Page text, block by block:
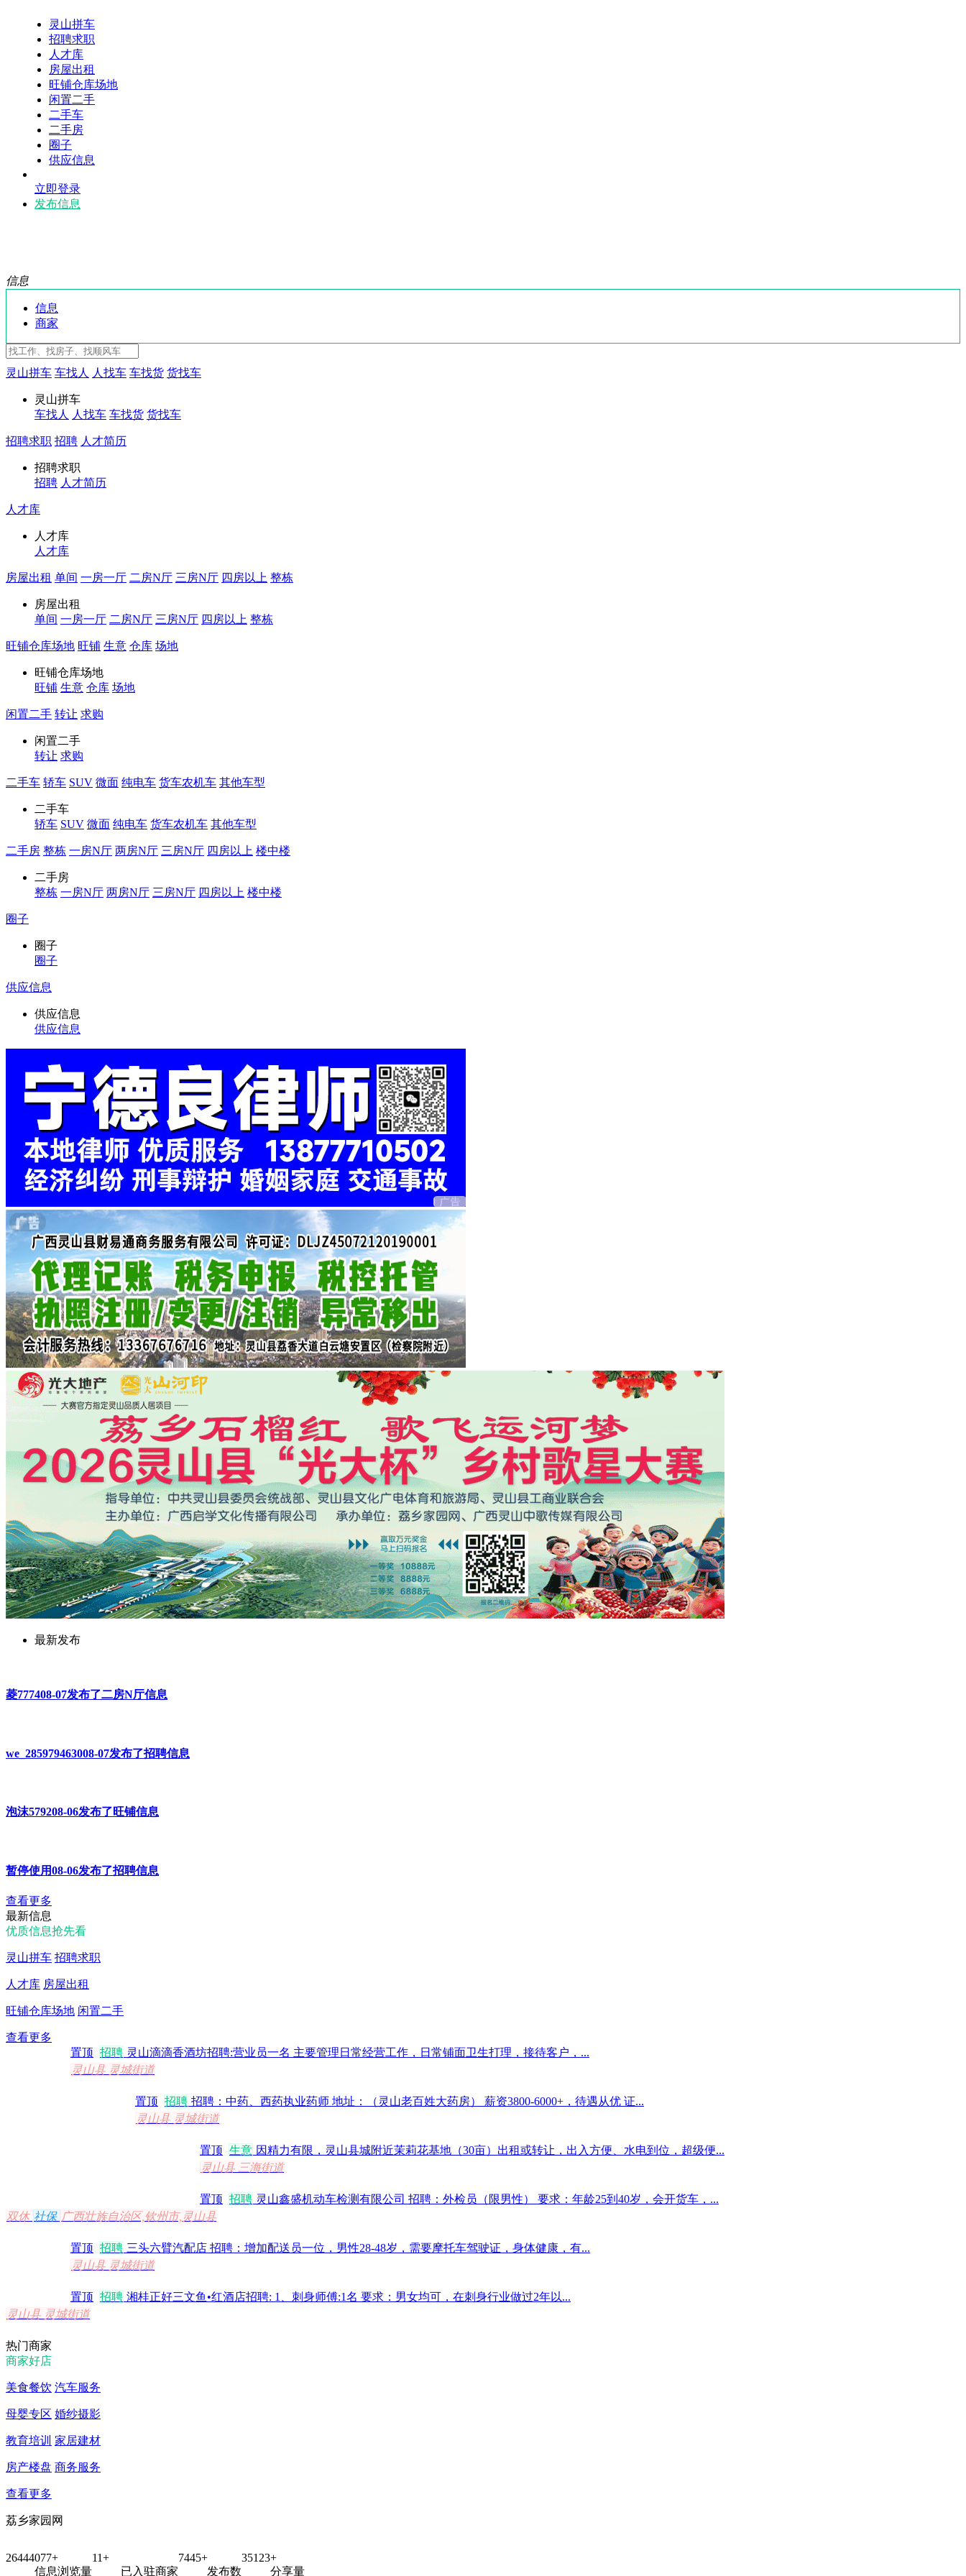
灵山拼车
招聘求职
人才库
房屋出租
旺铺仓库场地
闲置二手
二手车
二手房
圈子
供应信息
立即登录
发布信息
信息
信息
商家
灵山拼车 车找人 人找车 车找货 货找车
灵山拼车
车找人
人找车 车找货 货找车
招聘求职 招聘 人才简历
招聘求职
招聘 人才简历
人才库
人才库
人才库
房屋出租 单间 一房一厅 二房N厅 三房N厅 四房以上 整栋
房屋出租
单间 一房一厅 二房N厅 三房N厅 四房以上 整栋
旺铺仓库场地 旺铺 生意 仓库 场地
旺铺仓库场地
旺铺 生意 仓库 场地
闲置二手 转让 求购
闲置二手
转让 求购
二手车 轿车 SUV 微面 纯电车 货车农机车 其他车型
二手车
轿车 SUV 微面 纯电车 货车农机车 其他车型
二手房 整栋 一房N厅 两房N厅 三房N厅 四房以上 楼中楼
二手房
整栋 一房N厅 两房N厅 三房N厅 四房以上 楼中楼
圈子
圈子
圈子
供应信息
供应信息
供应信息
最新发布
菱777408-07发布了二房N厅信息
we_285979463008-07发布了招聘信息
泡沫579208-06发布了旺铺信息
暂停使用08-06发布了招聘信息
查看更多
最新信息
优质信息抢先看
灵山拼车 招聘求职
人才库 房屋出租
旺铺仓库场地 闲置二手
查看更多
置顶 招聘 灵山滴滴香酒坊招聘:营业员一名 主要管理日常经营工作，日常铺面卫生打理，接待客户，...
灵山县 灵城街道
置顶 招聘 招聘：中药、西药执业药师 地址：（灵山老百姓大药房） 薪资3800-6000+，待遇从优 证...
灵山县 灵城街道
置顶 生意 因精力有限，灵山县城附近茉莉花基地（30亩）出租或转让，出入方便、水电到位，超级便...
灵山县 三海街道
置顶 招聘 灵山鑫盛机动车检测有限公司 招聘：外检员（限男性） 要求：年龄25到40岁，会开货车，...
双休 社保 广西壮族自治区,钦州市,灵山县
置顶 招聘 三头六臂汽配店 招聘：增加配送员一位，男性28-48岁，需要摩托车驾驶证，身体健康，有...
灵山县 灵城街道
置顶 招聘 湘桂正好三文鱼•红酒店招聘: 1、刺身师傅:1名 要求：男女均可，在刺身行业做过2年以...
灵山县 灵城街道
热门商家
商家好店
美食餐饮 汽车服务
母婴专区 婚纱摄影
教育培训 家居建材
房产楼盘 商务服务
查看更多
荔乡家园网
26444077+
信息浏览量
11+
已入驻商家
7445+
发布数
35123+
分享量